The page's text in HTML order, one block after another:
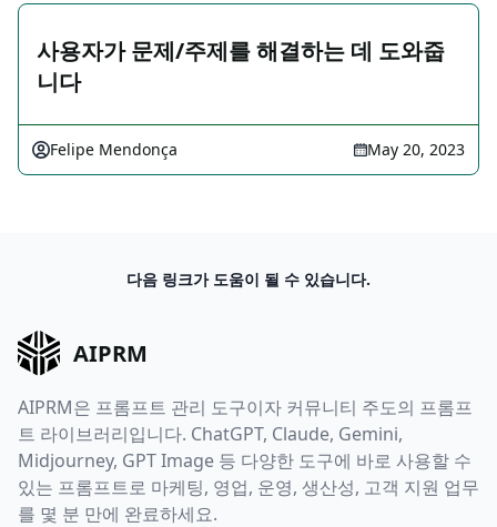
사용자가 문제/주제를 해결하는 데 도와줍
니다
Felipe Mendonça May 20, 2023
다음 링크가 도움이 될 수 있습니다.
AIPRM
AIPRM은 프롬프트 관리 도구이자 커뮤니티 주도의 프롬프
트 라이브러리입니다. ChatGPT, Claude, Gemini,
Midjourney, GPT Image 등 다양한 도구에 바로 사용할 수
있는 프롬프트로 마케팅, 영업, 운영, 생산성, 고객 지원 업무
를 몇 분 만에 완료하세요.